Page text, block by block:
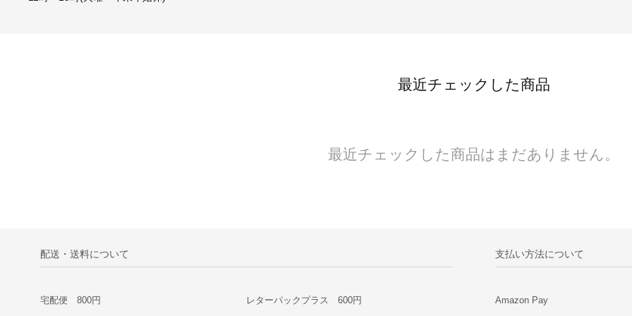
最近チェックした商品
最近チェックした商品はまだありません。
配送・送料について
宅配便 800円 レターパックプラス 600円
支払い方法について
Amazon Pay